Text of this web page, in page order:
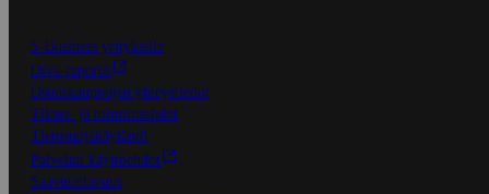
S-Business yrityksille
Oiva-raportit
Osuuskauppojen yhteystiedot
Tilaus- ja toimitusehdot
Tietosuojakäytäntö
Palvelun käyttöehdot
Saavutettavuus